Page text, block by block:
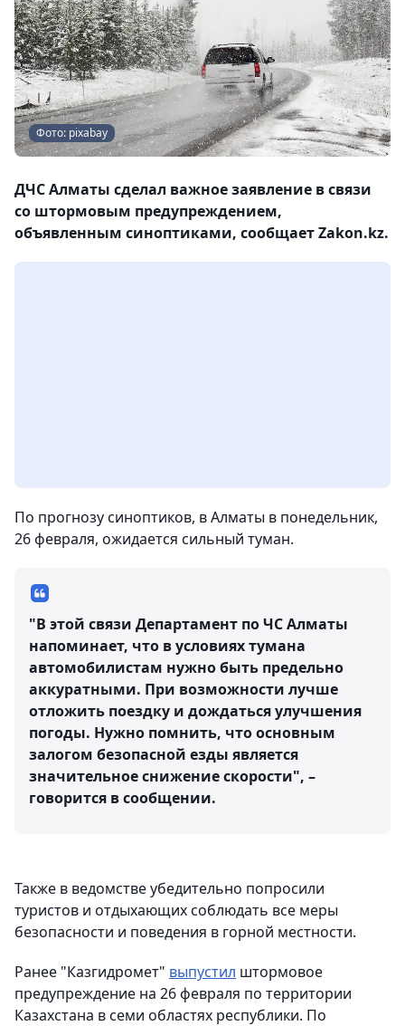
Фото: pixabay
ДЧС Алматы сделал важное заявление в связи
со штормовым предупреждением,
объявленным синоптиками, сообщает Zakon.kz.
По прогнозу синоптиков, в Алматы в понедельник,
26 февраля, ожидается сильный туман.
"В этой связи Департамент по ЧС Алматы
напоминает, что в условиях тумана
автомобилистам нужно быть предельно
аккуратными. При возможности лучше
отложить поездку и дождаться улучшения
погоды. Нужно помнить, что основным
залогом безопасной езды является
значительное снижение скорости", –
говорится в сообщении.
Также в ведомстве убедительно попросили
туристов и отдыхающих соблюдать все меры
безопасности и поведения в горной местности.
Ранее "Казгидромет" выпустил штормовое
предупреждение на 26 февраля по территории
Казахстана в семи областях республики. По